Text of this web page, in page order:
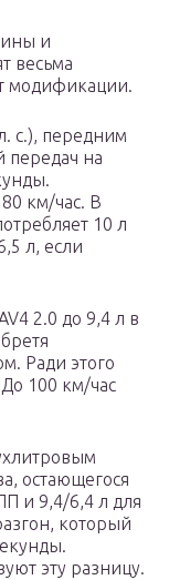
и
весьма
модификации.
с.), передним
передач на
км/час. В
10 л
л, если
2.0 до 9,4 л в
Ради этого
100 км/час
остающегося
и 9,4/6,4 л для
который
эту разницу.